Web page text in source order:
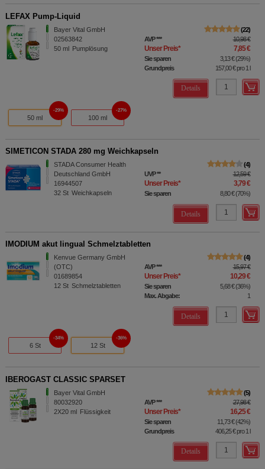
LEFAX Pump-Liquid
Bayer Vital GmbH
02563842
50 ml Pumplösung
22
AVP*** 10,98 €
Unser Preis* 7,85 €
Sie sparen 3,13 €(29%)
Grundpreis
157,00 €pro 1 l
Details
50 ml
29%
100 ml
27%
SIMETICON STADA 280 mg Weichkapseln
STADA Consumer Health
Deutschland GmbH
16944507
32 St Weichkapseln
4
UVP** 12,59 €
Unser Preis* 3,79 €
Sie sparen 8,80 €(70%)
Details
IMODIUM akut lingual Schmelztabletten
Kenvue Germany GmbH
(OTC)
01689854
12 St Schmelztabletten
4
AVP*** 15,97 €
Unser Preis* 10,29 €
Sie sparen 5,68 €(36%)
Max. Abgabe:
1
Details
6 St
34%
12 St
36%
IBEROGAST CLASSIC SPARSET
Bayer Vital GmbH
80032920
2X20 ml Flüssigkeit
5
AVP*** 27,98 €
Unser Preis* 16,25 €
Sie sparen 11,73 €(42%)
Grundpreis
406,25 €pro 1 l
Details